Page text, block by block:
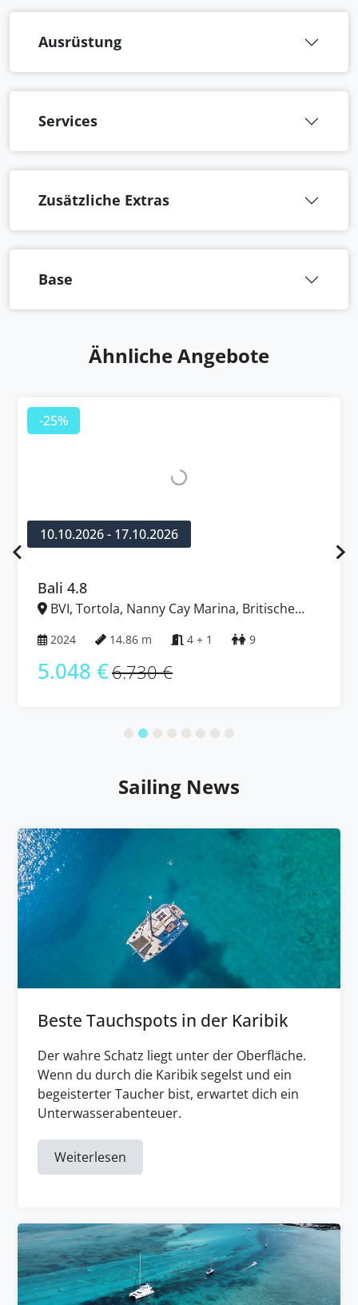
Ausrüstung
Services
Zusätzliche Extras
Base
Ähnliche Angebote
-25%
10.10.2026 - 17.10.2026
Bali 4.8
BVI, Tortola, Nanny Cay Marina, Britische
2024 14.86 m 4 + 1 9
5.048 €6.730 €
Sailing News
Beste Tauchspots in der Karibik
Der wahre Schatz liegt unter der Oberfläche.
Wenn du durch die Karibik segelst und ein
begeisterter Taucher bist, erwartet dich ein
Unterwasserabenteuer.
Weiterlesen